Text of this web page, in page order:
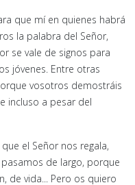
que mí en quienes habrá
la palabra del Señor,
se vale de signos para
jóvenes. Entre otras
vosotros demostráis
incluso a pesar del
el Señor nos regala,
de largo, porque
de vida... Pero os quiero